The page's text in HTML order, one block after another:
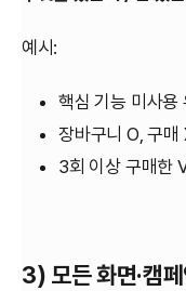
예시:
핵심 기능 미사용
장바구니 O, 구매
3회 이상 구매한
3) 모든 화면·캠